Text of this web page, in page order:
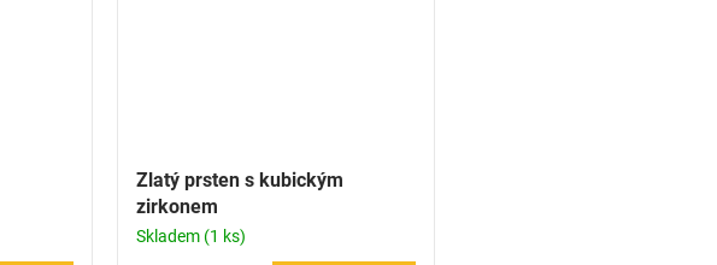
Zlatý prsten s kubickým
zirkonem
Skladem (1 ks)